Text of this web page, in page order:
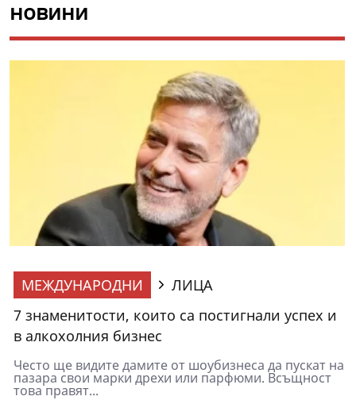
новини
МЕЖДУНАРОДНИ
ЛИЦА
7 знаменитости, които са постигнали успех и
в алкохолния бизнес
Често ще видите дамите от шоубизнеса да пускат на
пазара свои марки дрехи или парфюми. Всъщност
това правят...